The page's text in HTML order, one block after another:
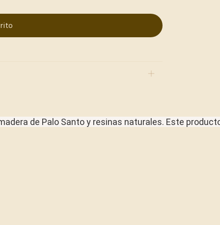
de Palo Santoy resinas naturales. Este